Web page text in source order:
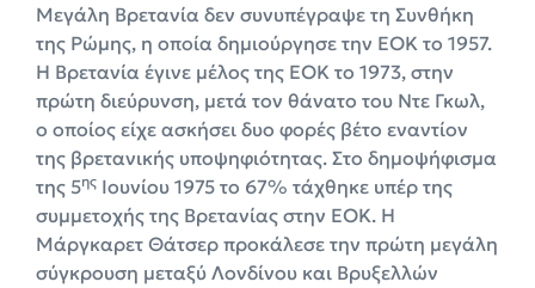
Μεγάλη Βρετανία δεν συνυπέγραψε τη Συνθήκη
της Ρώμης, η οποία δημιούργησε την ΕΟΚ το 1957.
Η Βρετανία έγινε μέλος της ΕΟΚ το 1973, στην
πρώτη διεύρυνση, μετά τον θάνατο του Ντε Γκωλ,
ο οποίος είχε ασκήσει δυο φορές βέτο εναντίον
της βρετανικής υποψηφιότητας. Στο δημοψήφισμα
της 5ης Ιουνίου 1975 το 67% τάχθηκε υπέρ της
συμμετοχής της Βρετανίας στην ΕΟΚ. Η
Μάργκαρετ Θάτσερ προκάλεσε την πρώτη μεγάλη
σύγκρουση μεταξύ Λονδίνου και Βρυξελλών